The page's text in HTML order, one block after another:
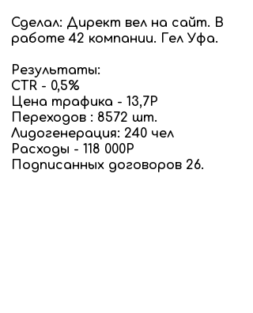
Сделал: Директ вел на сайт. В
работе 42 компании. Гел Уфа.
Результаты:
CTR - 0,5%
Цена трафика - 13,7Р
Переходов : 8572 шт.
Лидогенерация: 240 чел
Расходы - 118 000Р
Подписанных договоров 26.